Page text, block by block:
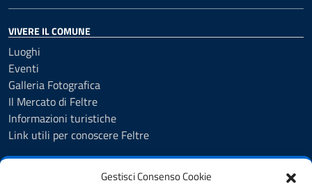
Gestisci Consenso Cookie
VIVERE IL COMUNE
Luoghi
Eventi
Galleria Fotografica
Il Mercato di Feltre
Informazioni turistiche
Link utili per conoscere Feltre